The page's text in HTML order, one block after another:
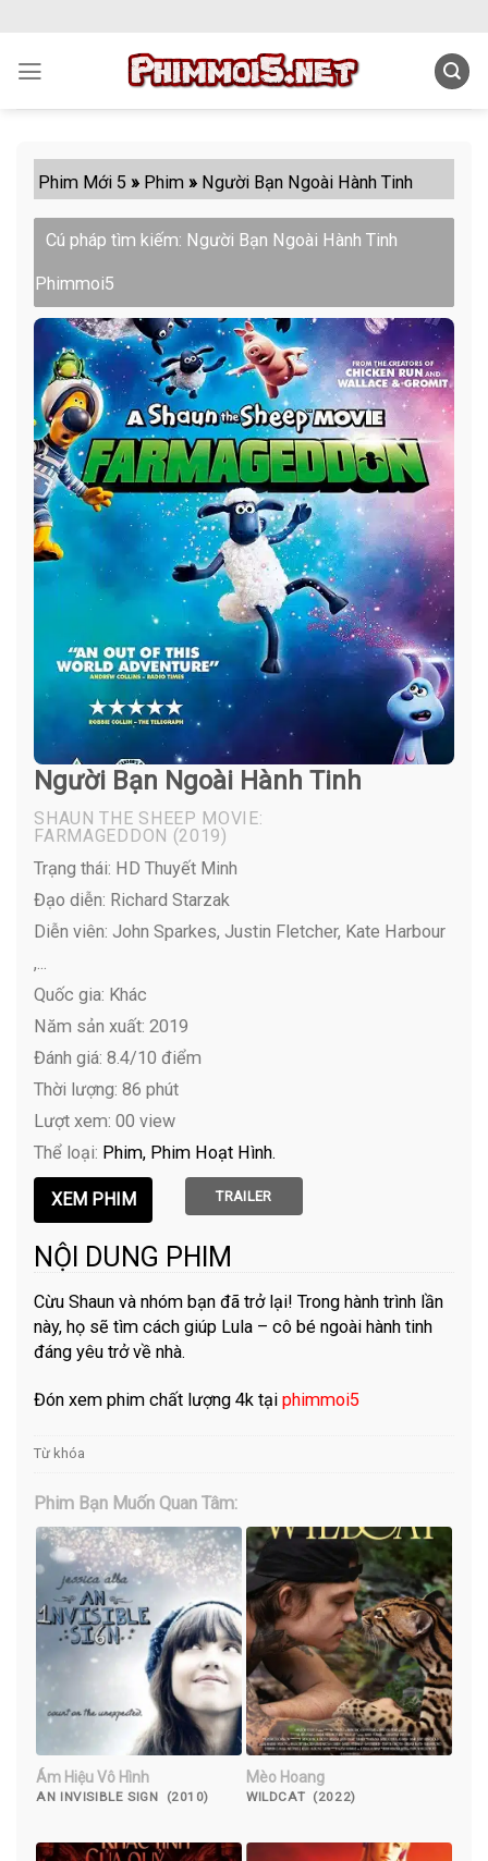
content
Phim Mới 5 » Phim » Người Bạn Ngoài Hành Tinh
Cú pháp tìm kiếm: Người Bạn Ngoài Hành Tinh
Phimmoi5
Người Bạn Ngoài Hành Tinh
SHAUN THE SHEEP MOVIE:
FARMAGEDDON (2019)
Trạng thái: HD Thuyết Minh
Đạo diễn: Richard Starzak
Diễn viên: John Sparkes, Justin Fletcher, Kate Harbour
,...
Quốc gia: Khác
Năm sản xuất: 2019
Đánh giá: 8.4/10 điểm
Thời lượng: 86 phút
Lượt xem: 00 view
Thể loại: Phim Phim Hoạt Hình
TRAILER
NỘI DUNG PHIM
Cừu Shaun và nhóm bạn đã trở lại! Trong hành trình lần
này, họ sẽ tìm cách giúp Lula – cô bé ngoài hành tinh
đáng yêu trở về nhà.
Đón xem phim chất lượng 4k tạiphimmoi5
Từ khóa
Phim Bạn Muốn Quan Tâm:
Ám Hiệu Vô Hình
AN INVISIBLE SIGN (2010)
Mèo Hoang
WILDCAT (2022)